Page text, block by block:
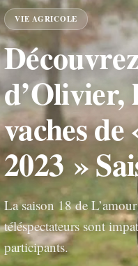
VIE AGRICOLE
d’Olivier,
vaches
2023 »
La saison 18 de
téléspectateurs sont
participants.